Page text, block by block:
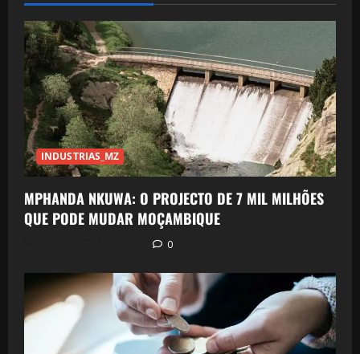
INDUSTRIAS_MZ
MPHANDA NKUWA: O PROJECTO DE 7 MIL MILHÕES
QUE PODE MUDAR MOÇAMBIQUE
0